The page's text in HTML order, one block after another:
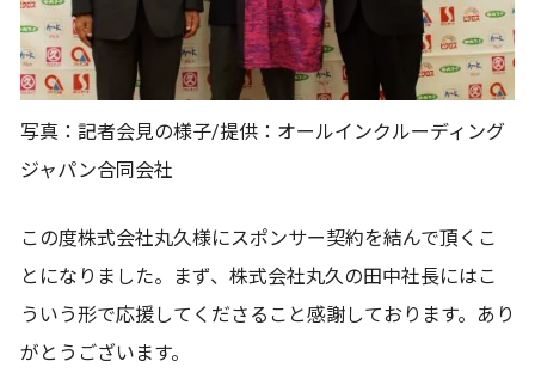
写真：記者会見の様子/提供：オールインクルーディング
ジャパン合同会社
この度株式会社丸久様にスポンサー契約を結んで頂くこ
とになりました。まず、株式会社丸久の田中社長にはこ
ういう形で応援してくださること感謝しております。あり
がとうございます。